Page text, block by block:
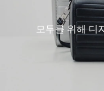
모두를 위해 디